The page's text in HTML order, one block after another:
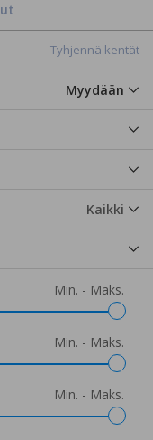
Tyhjennä kentät
Myydään
Kaikki
Min. - Maks.
Min. - Maks.
Min. - Maks.